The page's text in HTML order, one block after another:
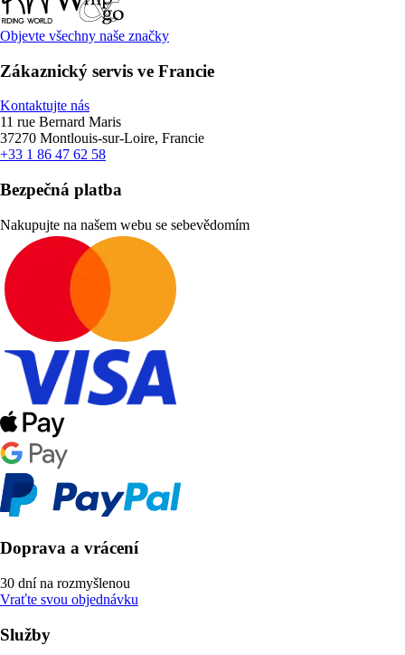
Objevte všechny naše značky
Zákaznický servis ve Francie
Kontaktujte nás
11 rue Bernard Maris
37270 Montlouis-sur-Loire, Francie
+33 1 86 47 62 58
Bezpečná platba
Nakupujte na našem webu se sebevědomím
Doprava a vrácení
30 dní na rozmyšlenou
Vraťte svou objednávku
Služby